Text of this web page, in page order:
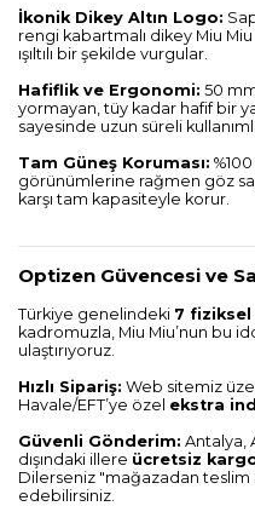
İkonik Dikey Altın Logo:
rengi kabartmalı dikey Miu
ışıltılı bir şekilde vurgular.
Hafiflik ve Ergonomi: 50
yormayan, tüy kadar hafif bir
sayesinde uzun süreli
Tam Güneş Koruması:
görünümlerine rağmen göz
karşı tam kapasiteyle korur.
Optizen Güvencesi ve
Türkiye genelindeki 7 fiziksel
kadromuzla, Miu Miu’nun bu
ulaştırıyoruz.
Hızlı Sipariş: Web sitemiz
Havale/EFT’ye özel ekstra
Güvenli Gönderim: Antalya,
dışındaki illere ücretsiz
Dilerseniz "mağazadan
edebilirsiniz.